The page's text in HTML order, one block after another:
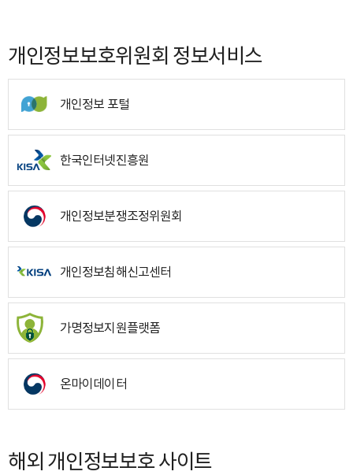
개인정보보호위원회 정보서비스
개인정보 포털
한국인터넷진흥원
개인정보분쟁조정위원회
개인정보침해신고센터
가명정보지원플랫폼
온마이데이터
해외 개인정보보호 사이트